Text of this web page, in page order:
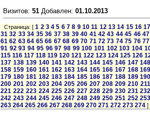
Визитов: 51 Добавлен: 01.10.2013
Страница: [1 2 3 4 5 6 7 8 9 10 11 12 13 14 15 16
31 32 33 34 35 36 37 38 39 40 41 42 43 44 45 46 47
61 62 63 64 65 66 67 68 69 70 71 72 73 74 75 76 77
91 92 93 94 95 96 97 98 99 100 101 102 103 104
115 116 117 118 119 120 121 122 123 124 125 126
137 138 139 140 141 142 143 144 145 146 147
158 159 160 161 162 163 164 165 166 167 168
179 180 181 182 183 184 185 186 187 188 189
200 201 202 203 204 205 206 207 208 209 210 211
221 222 223 224 225 226 227 228 229 230 231
242 243 244 245 246 247 248 249 250 251 252
263 264 265 266 267 268 269 270 271 272 273 274 ]